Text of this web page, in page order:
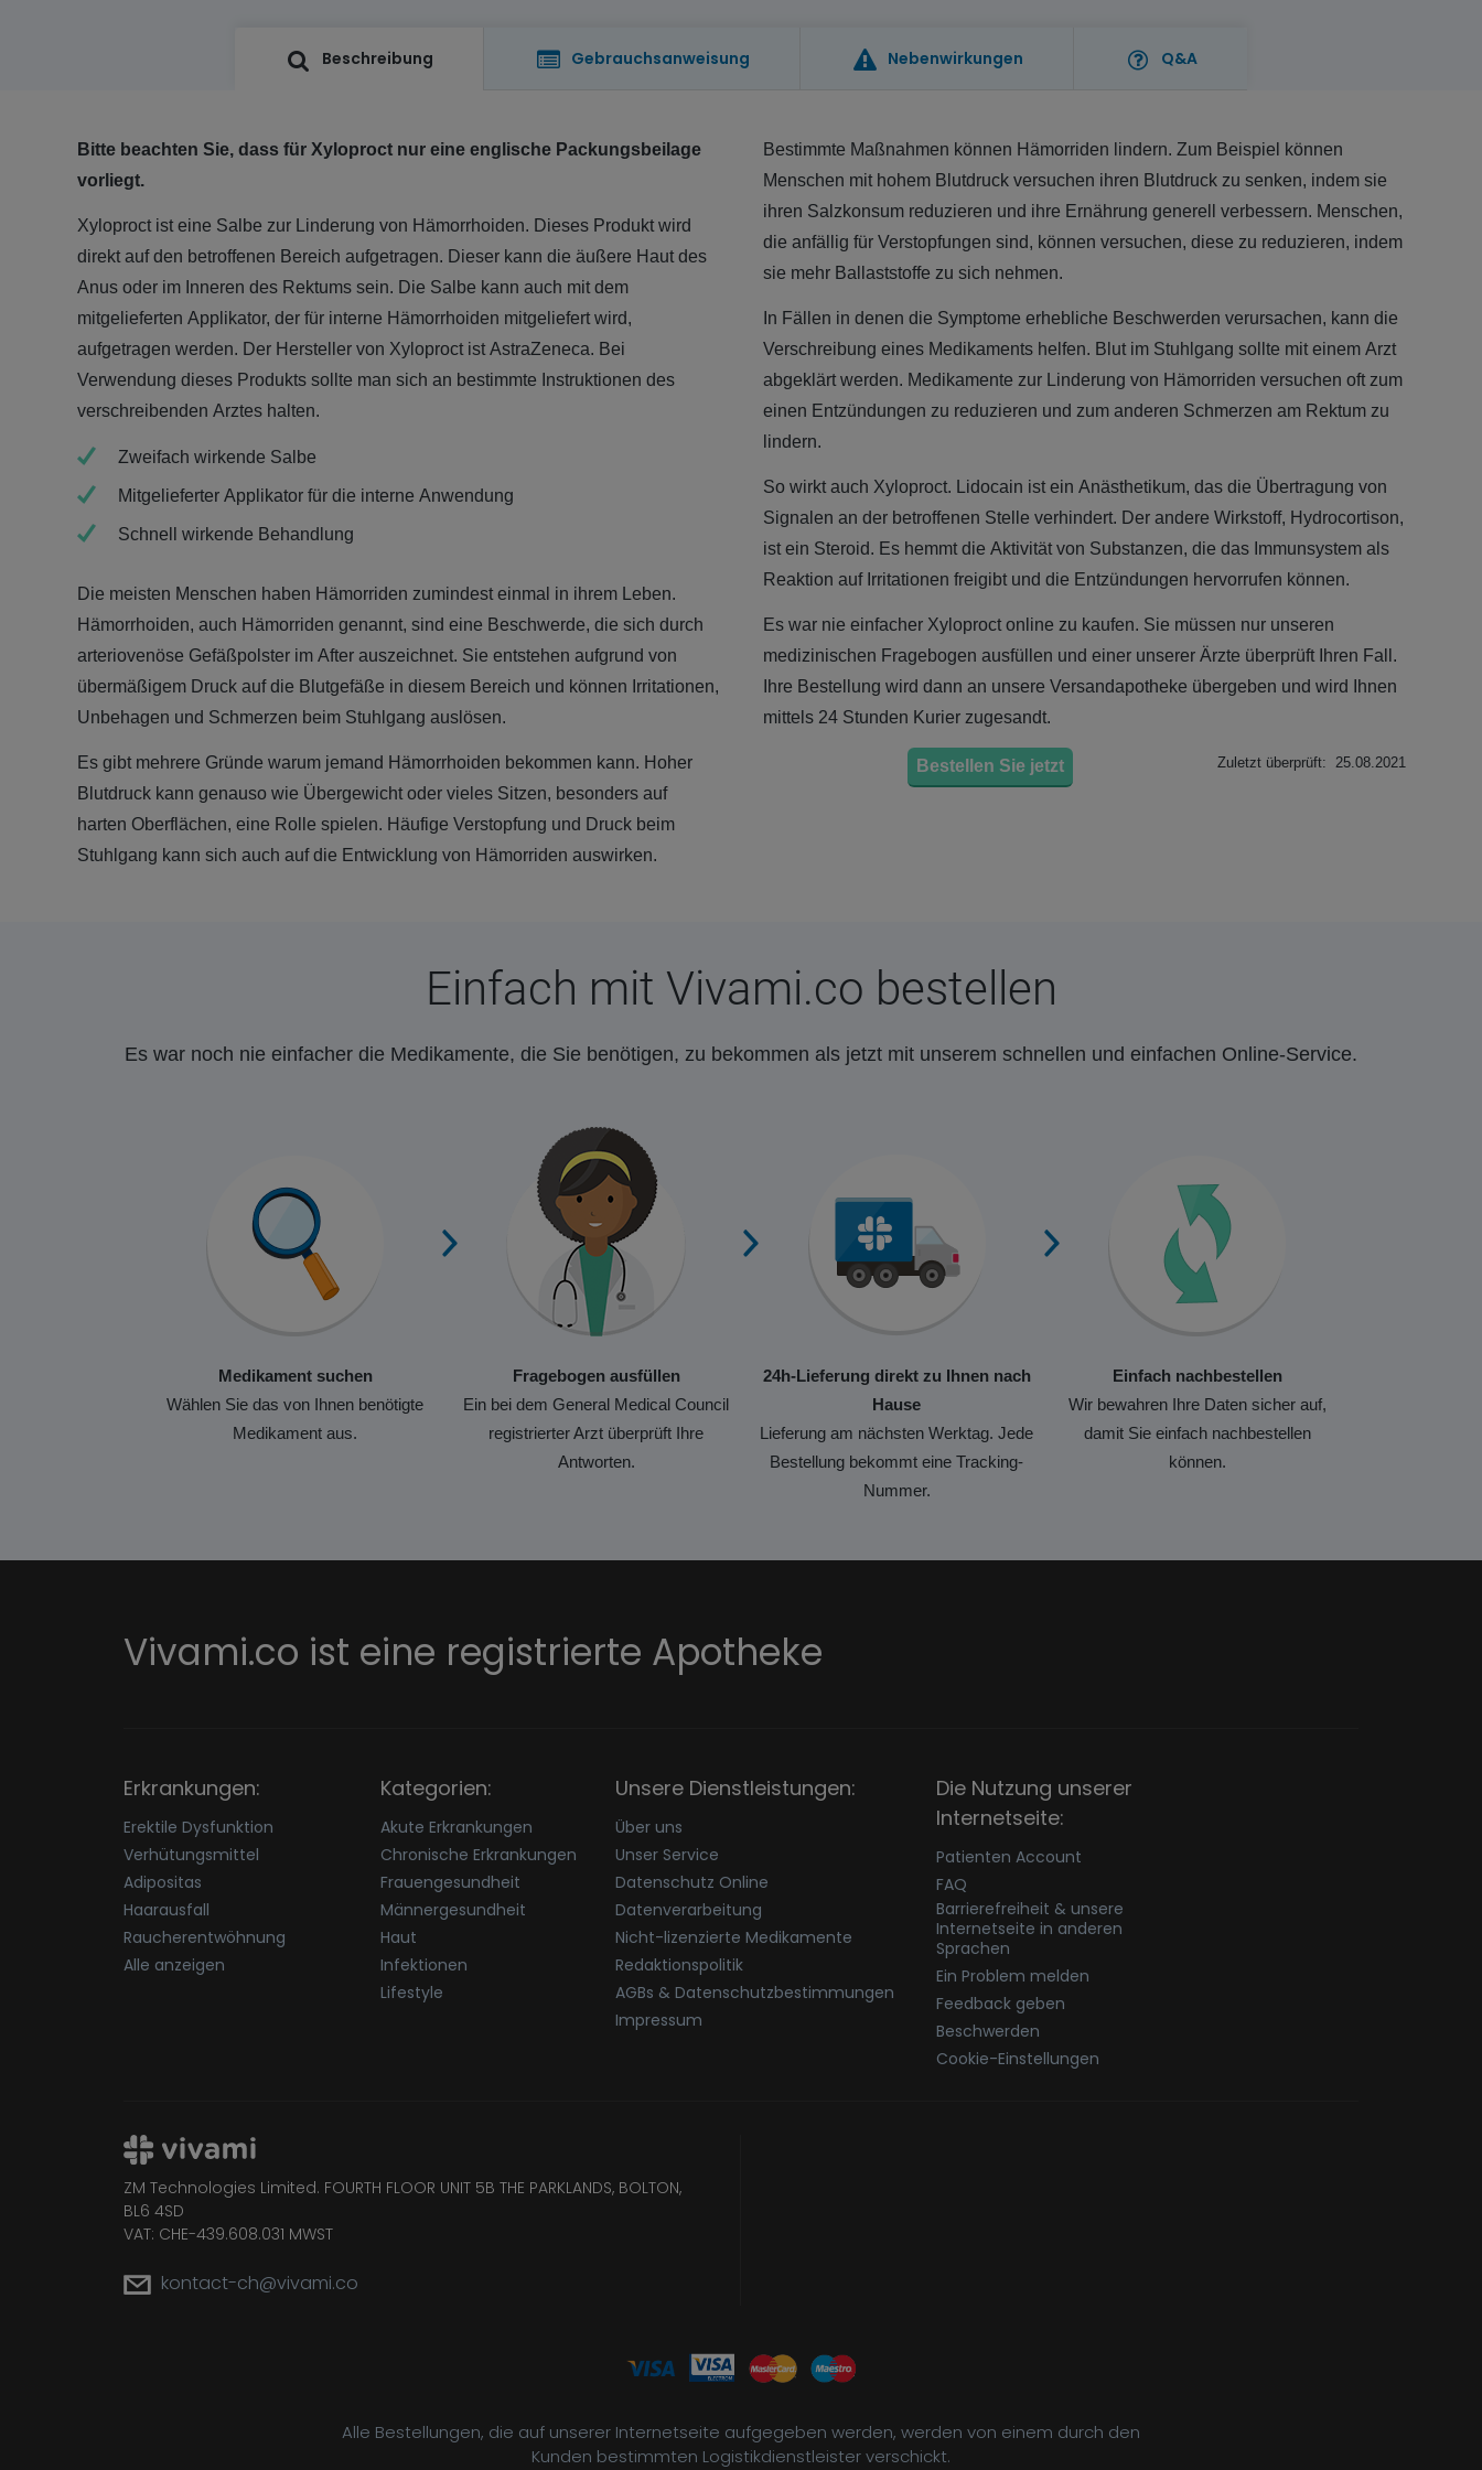
Beschreibung Gebrauchsanweisung Nebenwirkungen Q&A
Bitte beachten Sie, dass für Xyloproct nur eine englische Packungsbeilage
vorliegt.
Xyloproct ist eine Salbe zur Linderung von Hämorrhoiden. Dieses Produkt wird
direkt auf den betroffenen Bereich aufgetragen. Dieser kann die äußere Haut des
Anus oder im Inneren des Rektums sein. Die Salbe kann auch mit dem
mitgelieferten Applikator, der für interne Hämorrhoiden mitgeliefert wird,
aufgetragen werden. Der Hersteller von Xyloproct ist AstraZeneca. Bei
Verwendung dieses Produkts sollte man sich an bestimmte Instruktionen des
verschreibenden Arztes halten.
Zweifach wirkende Salbe
Mitgelieferter Applikator für die interne Anwendung
Schnell wirkende Behandlung
Die meisten Menschen haben Hämorriden zumindest einmal in ihrem Leben.
Hämorrhoiden, auch Hämorriden genannt, sind eine Beschwerde, die sich durch
arteriovenöse Gefäßpolster im After auszeichnet. Sie entstehen aufgrund von
übermäßigem Druck auf die Blutgefäße in diesem Bereich und können Irritationen,
Unbehagen und Schmerzen beim Stuhlgang auslösen.
Es gibt mehrere Gründe warum jemand Hämorrhoiden bekommen kann. Hoher
Blutdruck kann genauso wie Übergewicht oder vieles Sitzen, besonders auf
harten Oberflächen, eine Rolle spielen. Häufige Verstopfung und Druck beim
Stuhlgang kann sich auch auf die Entwicklung von Hämorriden auswirken.
Bestimmte Maßnahmen können Hämorriden lindern. Zum Beispiel können
Menschen mit hohem Blutdruck versuchen ihren Blutdruck zu senken, indem sie
ihren Salzkonsum reduzieren und ihre Ernährung generell verbessern. Menschen,
die anfällig für Verstopfungen sind, können versuchen, diese zu reduzieren, indem
sie mehr Ballaststoffe zu sich nehmen.
In Fällen in denen die Symptome erhebliche Beschwerden verursachen, kann die
Verschreibung eines Medikaments helfen. Blut im Stuhlgang sollte mit einem Arzt
abgeklärt werden. Medikamente zur Linderung von Hämorriden versuchen oft zum
einen Entzündungen zu reduzieren und zum anderen Schmerzen am Rektum zu
lindern.
So wirkt auch Xyloproct. Lidocain ist ein Anästhetikum, das die Übertragung von
Signalen an der betroffenen Stelle verhindert. Der andere Wirkstoff, Hydrocortison,
ist ein Steroid. Es hemmt die Aktivität von Substanzen, die das Immunsystem als
Reaktion auf Irritationen freigibt und die Entzündungen hervorrufen können.
Es war nie einfacher Xyloproct online zu kaufen. Sie müssen nur unseren
medizinischen Fragebogen ausfüllen und einer unserer Ärzte überprüft Ihren Fall.
Ihre Bestellung wird dann an unsere Versandapotheke übergeben und wird Ihnen
mittels 24 Stunden Kurier zugesandt.
Bestellen Sie jetzt Zuletzt überprüft: 25.08.2021
Einfach mit Vivami.co bestellen
Es war noch nie einfacher die Medikamente, die Sie benötigen, zu bekommen als jetzt mit unserem schnellen und einfachen Online-Service.
Medikament suchen
Wählen Sie das von Ihnen benötigte
Medikament aus.
Fragebogen ausfüllen
Ein bei dem General Medical Council
registrierter Arzt überprüft Ihre
Antworten.
24h-Lieferung direkt zu Ihnen nach
Hause
Lieferung am nächsten Werktag. Jede
Bestellung bekommt eine Tracking-
Nummer.
Einfach nachbestellen
Wir bewahren Ihre Daten sicher auf,
damit Sie einfach nachbestellen
können.
Vivami.co ist eine registrierte Apotheke
Erkrankungen:
Erektile Dysfunktion
Verhütungsmittel
Adipositas
Haarausfall
Raucherentwöhnung
Alle anzeigen
Kategorien:
Akute Erkrankungen
Chronische Erkrankungen
Frauengesundheit
Männergesundheit
Haut
Infektionen
Lifestyle
Unsere Dienstleistungen:
Über uns
Unser Service
Datenschutz Online
Datenverarbeitung
Nicht-lizenzierte Medikamente
Redaktionspolitik
AGBs & Datenschutzbestimmungen
Impressum
Die Nutzung unserer
Internetseite:
Patienten Account
FAQ
Barrierefreiheit & unsere
Internetseite in anderen
Sprachen
Ein Problem melden
Feedback geben
Beschwerden
Cookie-Einstellungen
ZM Technologies Limited. FOURTH FLOOR UNIT 5B THE PARKLANDS, BOLTON,
BL6 4SD
VAT: CHE-439.608.031 MWST
kontact-ch@vivami.co
Alle Bestellungen, die auf unserer Internetseite aufgegeben werden, werden von einem durch den
Kunden bestimmten Logistikdienstleister verschickt.